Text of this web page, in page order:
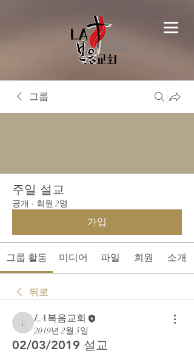
그룹
주일 설교
공개 · 회원 2명
가입
그룹 활동 미디어 파일 회원 소개
뒤로
LA복음교회
LA복음교회
2019년 2월 5일
02/03/2019 설교